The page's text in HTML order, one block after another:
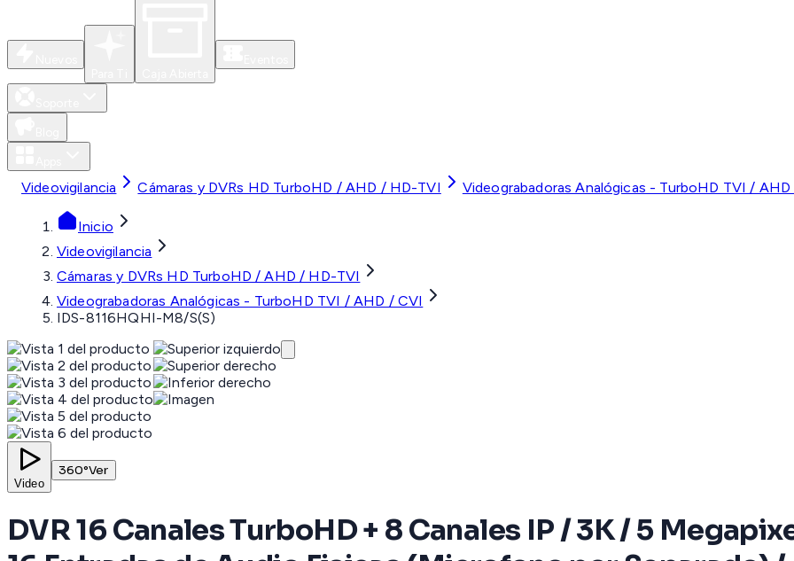
Videovigilancia Cámaras y DVRs HD TurboHD / AHD / HD-TVI Videograbadoras Analógicas - TurboHD TVI / AHD
Inicio
Videovigilancia
Cámaras y DVRs HD TurboHD / AHD / HD-TVI
Videograbadoras Analógicas - TurboHD TVI / AHD / CVI
IDS-8116HQHI-M8/S(S)
Video
360°Ver
DVR 16 Canales TurboHD + 8 Canales IP / 3K / 5